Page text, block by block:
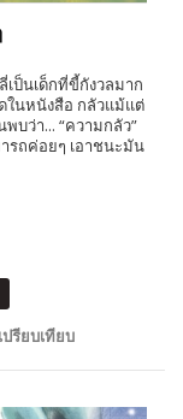
เป็นเด็กที่ขี้กังวลมาก
ในหนังสือ กลัวแม้แต่
พบว่า... “ความกลัว”
รถค่อยๆ เอาชนะมัน
ปรียบเทียบ